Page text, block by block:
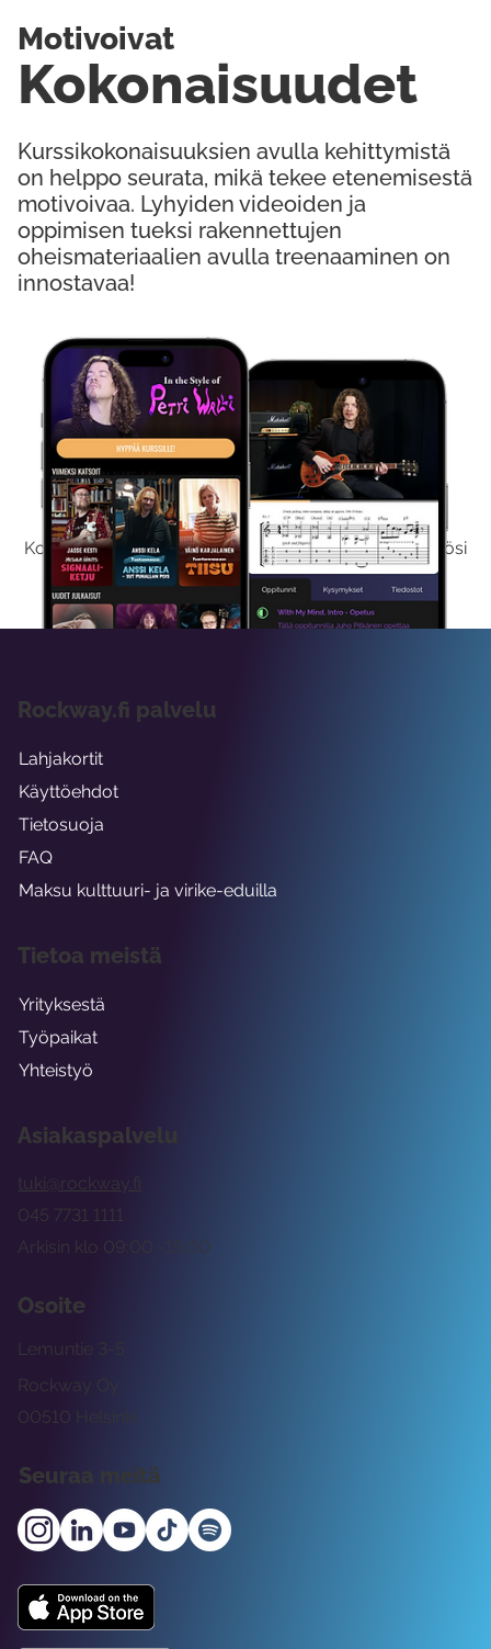
Kokeile Ilmaiseksi
Kokeilemalla ilmaiseksi saat koko sisältömme käyttöösi
viikon ajaksi.
Kurssikokonaisuuksien avulla kehittymistä
on helppo seurata, mikä tekee etenemisestä
motivoivaa. Lyhyiden videoiden ja
oppimisen tueksi rakennettujen
oheismateriaalien avulla treenaaminen on
innostavaa!
Kokonaisuudet
Motivoivat
Asiakaspalvelu
tuki@rockway.fi
Arkisin klo 09:00 -15:00
045 7731 1111
Osoite
Rockway Oy
Lemuntie 3-5
00510 Helsinki
Seuraa meitä
Rockway.fi palvelu
Lahjakortit
Käyttöehdot
Tietosuoja
FAQ
Maksu kulttuuri- ja virike-eduilla
Tietoa meistä
Yrityksestä
Työpaikat
Yhteistyö